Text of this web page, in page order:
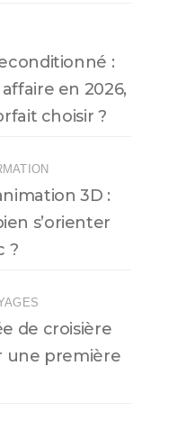
:
en 2026,
choisir ?
3D :
s’orienter
?
de croisière
une première